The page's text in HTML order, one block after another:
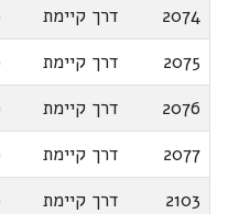
2074
דרך קיימת
2075
דרך קיימת
2076
דרך קיימת
2077
דרך קיימת
2103
דרך קיימת